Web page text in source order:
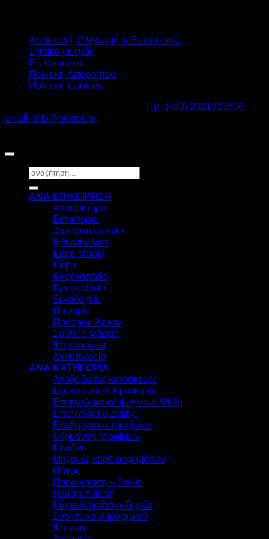
Αποστολή, Πληρωμή & Επιστροφές
Σχετικά με εμάς
Επικοινωνία
Πολιτική Απορρήτου
Πολιτική Cookies
Τηλ. (+30) 2321321506
email: info@hostec.gr
Αναζήτηση
για:
ΑΝΑ ΕΠΙΧΕΙΡΗΣΗ
Αναψυκτήριο
Εστιατόριο
Ζαχαροπλαστείο
Ιχθυοπωλείο
Καφέ-Μπαρ
Κάβα
Καφεκοπτείο
Κρεοπωλείο
Ξενοδοχείο
Πιτσαρία
Πρατήριο Άρτου
Σούπερ Μάρκετ
Ψητοπωλείο
Ανθοπωλείο
ΑΝΑ ΚΑΤΗΓΟΡΙΑ
Ανοξείδωτες κατασκευές
Εξαερισμός-Κλιματισμός
Επαγγελματικά ψυγεία & Ψύξη
Επεξεργασία Ζύμης
Επεξεργασία τροφίμων
Θέρμανση τροφίμων
Κουζίνα
Μηχανές καφέ-ροφημάτων
Πάγος
Παρουσίαση – Σκεύη
Πλύση-Υγιεινή
Ράφια-Καρότσια-Ταμεία
Συσκευασία τροφίμων
Ψήσιμο